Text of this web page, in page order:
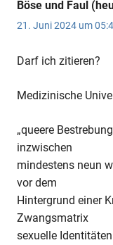
Böse und Faul
21. Juni 2024 um
Darf ich zitieren?
Medizinische
„queere
inzwischen
mindestens neun
vor dem
Hintergrund einer
Zwangsmatrix
sexuelle